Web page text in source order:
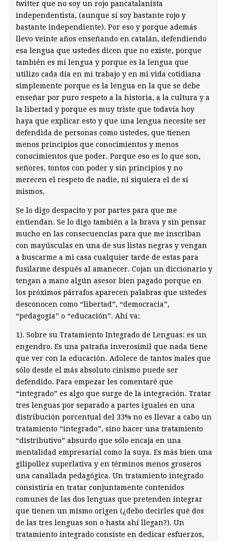
twitter que no soy un rojo pancatalanista
independentista, (aunque sí soy bastante rojo y
bastante independiente). Por eso y porque además
llevo veinte años enseñando en catalán, defendiendo
esa lengua que ustedes dicen que no existe, porque
también es mi lengua y porque es la lengua que
utilizo cada día en mi trabajo y en mi vida cotidiana
simplemente porque es la lengua en la que se debe
enseñar por puro respeto a la historia, a la cultura y a
la libertad y porque es muy triste que todavía hoy
haya que explicar esto y que una lengua necesite ser
defendida de personas como ustedes, que tienen
menos principios que conocimientos y menos
conocimientos que poder. Porque eso es lo que son,
señores, tontos con poder y sin principios y no
merecen el respeto de nadie, ni siquiera el de sí
mismos.
Se lo digo despacito y por partes para que me
entiendan. Se lo digo también a la brava y sin pensar
mucho en las consecuencias para que me inscriban
con mayúsculas en una de sus listas negras y vengan
a buscarme a mi casa cualquier tarde de estas para
fusilarme después al amanecer. Cojan un diccionario y
tengan a mano algún asesor bien pagado porque en
los próximos párrafos aparecen palabras que ustedes
desconocen como “libertad”, “democracia”,
“pedagogía” o “educación”. Ahí va:
1). Sobre su Tratamiento Integrado de Lenguas: es un
engendro. Es una patraña inverosímil que nada tiene
que ver con la educación. Adolece de tantos males que
sólo desde el más absoluto cinismo puede ser
defendido. Para empezar les comentaré que
“integrado” es algo que surge de la integración. Tratar
tres lenguas por separado a partes iguales en una
distribución porcentual del 33% no es llevar a cabo un
tratamiento “integrado”, sino hacer una tratamiento
“distributivo” absurdo que sólo encaja en una
mentalidad empresarial como la suya. Es más bien una
gilipollez superlativa y en términos menos groseros
una canallada pedagógica. Un tratamiento integrado
consistiría en tratar conjuntamente contenidos
comunes de las dos lenguas que pretenden integrar
que tienen un mismo origen (¿debo decirles qué dos
de las tres lenguas son o hasta ahí llegan?). Un
tratamiento integrado consiste en dedicar esfuerzos,